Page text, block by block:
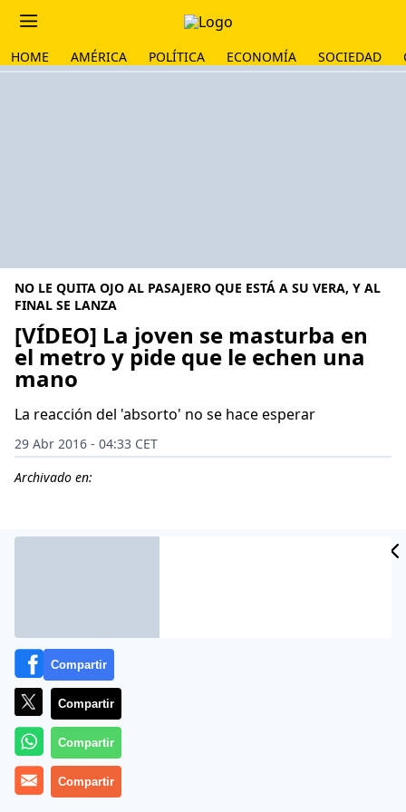
HOME AMÉRICA POLÍTICA ECONOMÍA SOCIEDAD
NO LE QUITA OJO AL PASAJERO QUE ESTÁ A SU VERA, Y AL
FINAL SE LANZA
[VÍDEO] La joven se masturba en
el metro y pide que le echen una
mano
La reacción del 'absorto' no se hace esperar
29 Abr 2016 - 04:33 CET
Archivado en:
Las insólitas escenas no llegan esta vez desde el Metro
de Barcelona, donde últimamente le da a algunos por
Compartir
Compartir
Compartir
Compartir